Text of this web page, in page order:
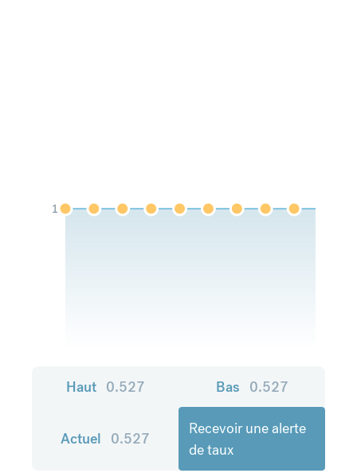
1
Haut 0.527 Bas 0.527
Actuel 0.527
Recevoir une alerte
de taux